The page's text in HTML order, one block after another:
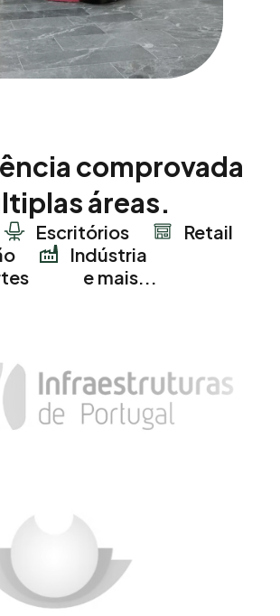
comprovada
áreas.
Escritórios
Retail
Indústria
e mais...